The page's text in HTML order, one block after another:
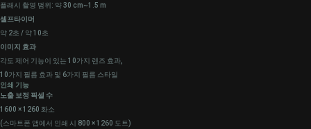
플래시 촬영 범위: 약 30 cm~1.5 m
셀프타이머
약 2초 / 약 10초
이미지 효과
각도 제어 기능이 있는 10가지 렌즈 효과,
10가지 필름 효과 및 6가지 필름 스타일
인쇄 기능
노출 보정 픽셀 수
1600 × 1260 화소
(스마트폰 앱에서 인쇄 시 800 × 1260 도트)